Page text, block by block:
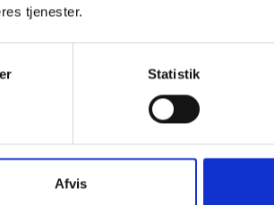
tjenester.
Statistik
Afvis